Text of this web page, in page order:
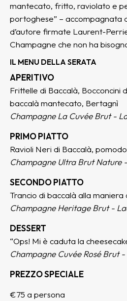
mantecato, fritto, raviolato e
portoghese” – accompagnata
d’autore firmate Laurent-
Champagne che non ha
IL MENU DELLA SERATA
APERITIVO
Frittelle di Baccalà, Bocconcini
baccalà mantecato, Bertagnì
Champagne La Cuvée Brut -
PRIMO PIATTO
Ravioli Neri di Baccalà,
Champagne Ultra Brut Nature
SECONDO PIATTO
Trancio di baccalà alla maniera
Champagne Heritage Brut -
DESSERT
“Ops! Mi è caduta la
Champagne Cuvée Rosé Brut
PREZZO SPECIALE
€75 a persona